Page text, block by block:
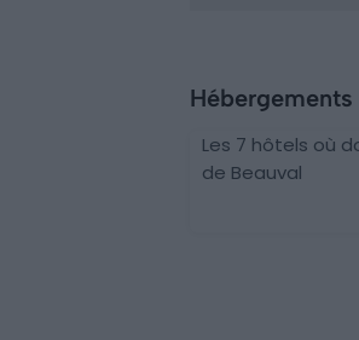
Hébergements
Les 7 hôtels où
de Beauval